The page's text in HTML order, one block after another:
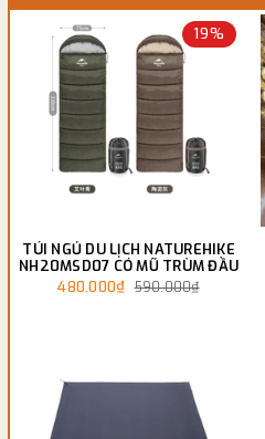
19%
TÚI NGỦ DU LỊCH NATUREHIKE
NH20MSD07 CÓ MŨ TRÙM ĐẦU
480.000₫ 590.000₫